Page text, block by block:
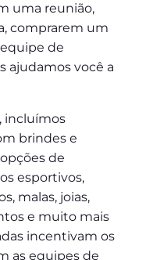
uma reunião,
comprarem um
de
ajudamos você a
incluímos
brindes e
de
esportivos,
malas, joias,
e muito mais
incentivam os
as equipes de